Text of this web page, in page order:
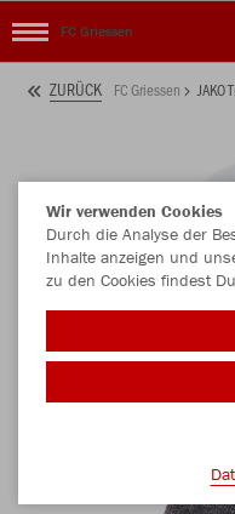
FC Griessen
ZURÜCK FC Griessen JAKO
Wir verwenden Cookies
Durch die Analyse der
Inhalte anzeigen und
zu den Cookies findest